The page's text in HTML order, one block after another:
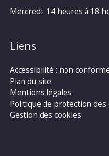
Mercredi 14 heures à 18
Liens
Accessibilité : non conforme
Plan du site
Mentions légales
Politique de protection des
Gestion des cookies